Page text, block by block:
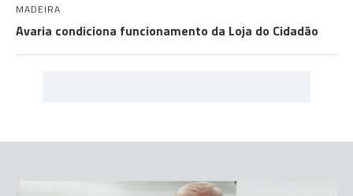
MADEIRA
Avaria condiciona funcionamento da Loja do Cidadão